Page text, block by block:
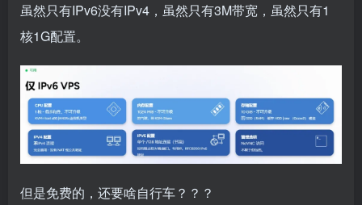
虽然只有IPv6没有IPv4，虽然只有3M带宽，虽然只有1
核1G配置。
但是免费的，还要啥自行车？？？